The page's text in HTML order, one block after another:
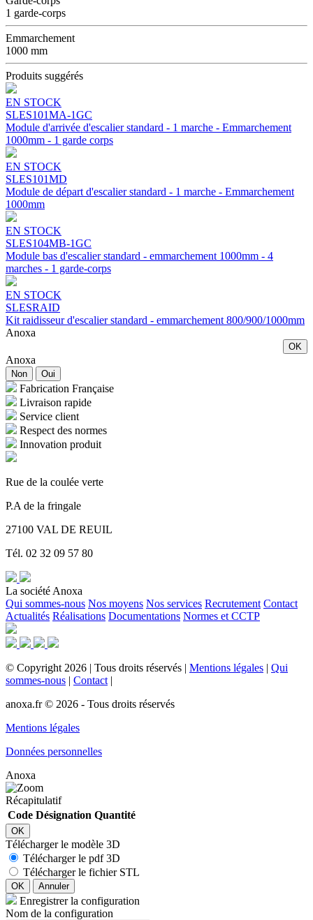
1 garde-corps
Emmarchement
1000 mm
Produits suggérés
EN STOCK
SLES101MA-1GC
Module d'arrivée d'escalier standard - 1 marche - Emmarchement
1000mm - 1 garde corps
EN STOCK
SLES101MD
Module de départ d'escalier standard - 1 marche - Emmarchement
1000mm
EN STOCK
SLES104MB-1GC
Module bas d'escalier standard - emmarchement 1000mm - 4
marches - 1 garde-corps
EN STOCK
SLESRAID
Kit raidisseur d'escalier standard - emmarchement 800/900/1000mm
Anoxa
OK
Anoxa
Non Oui
Fabrication Française
Livraison rapide
Service client
Respect des normes
Innovation produit
Rue de la coulée verte
P.A de la fringale
27100 VAL DE REUIL
Tél. 02 32 09 57 80
La société Anoxa
Qui sommes-nous Nos moyens Nos services Recrutement Contact
Actualités Réalisations Documentations Normes et CCTP
© Copyright 2026 | Tous droits réservés | Mentions légales | Qui
sommes-nous | Contact |
anoxa.fr © 2026 - Tous droits réservés
Mentions légales
Données personnelles
Anoxa
Récapitulatif
Code Désignation Quantité
OK
Télécharger le modèle 3D
Télécharger le pdf 3D
Télécharger le fichier STL
OK Annuler
Enregistrer la configuration
Nom de la configuration